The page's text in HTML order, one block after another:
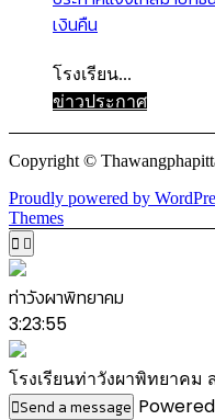
เงินคืน
โรงเรียน...
ข่าวประกาศ
Copyright ©
Proudly powered by
Themes
ท่าวังผาพิทยาคม
3:23:55
โรงเรียนท่าวังผาพิทยาคม
Send a message